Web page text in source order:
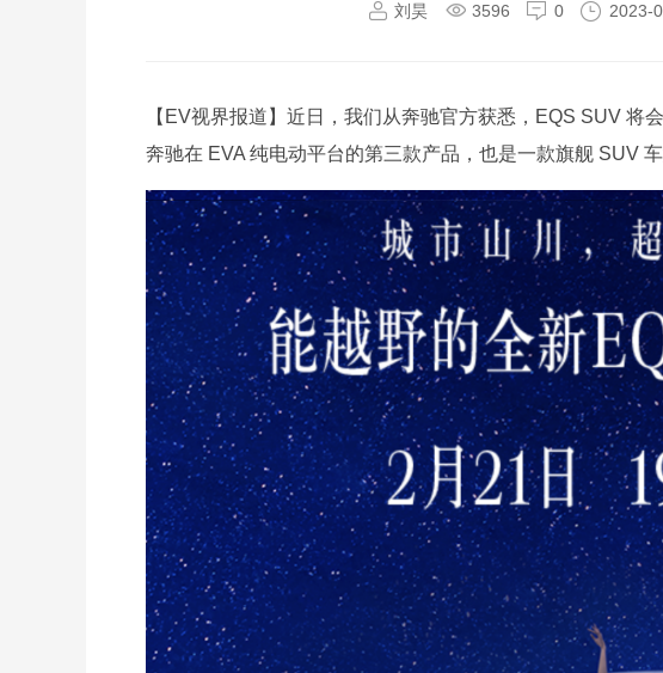
刘昊 3596 0 2023-
【EV视界报道】近日，我们从奔驰官方获悉，EQS SUV 将
奔驰在 EVA 纯电动平台的第三款产品，也是一款旗舰 SUV 车